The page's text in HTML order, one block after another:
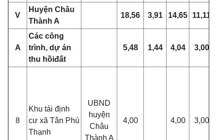
V
Huyện Châu
Thành A
18,56 3,91 14,65 11,11
A
Các công
trình, dự án
thu hồiđất
5,48 1,44 4,04 3,00
8
Khu tái định
cư xã Tân Phú
Thạnh
UBND
huyện
Châu
Thành A
4,00 4,00 3,00